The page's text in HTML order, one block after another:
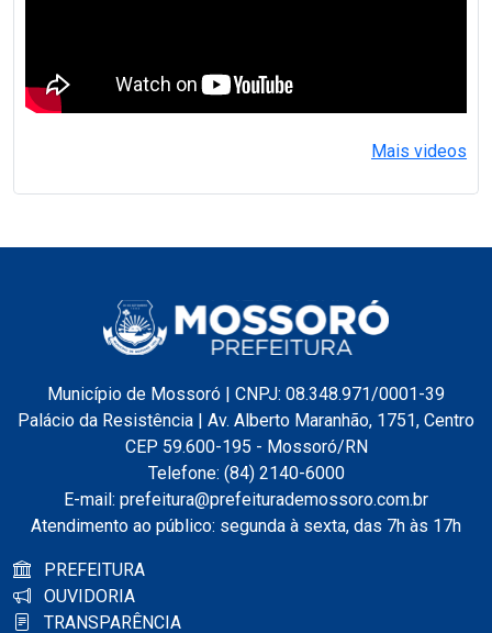
Mais videos
Município de Mossoró | CNPJ: 08.348.971/0001-39
Palácio da Resistência | Av. Alberto Maranhão, 1751, Centro
CEP 59.600-195 - Mossoró/RN
Telefone: (84) 2140-6000
E-mail: prefeitura@prefeiturademossoro.com.br
Atendimento ao público: segunda à sexta, das 7h às 17h
PREFEITURA
OUVIDORIA
TRANSPARÊNCIA